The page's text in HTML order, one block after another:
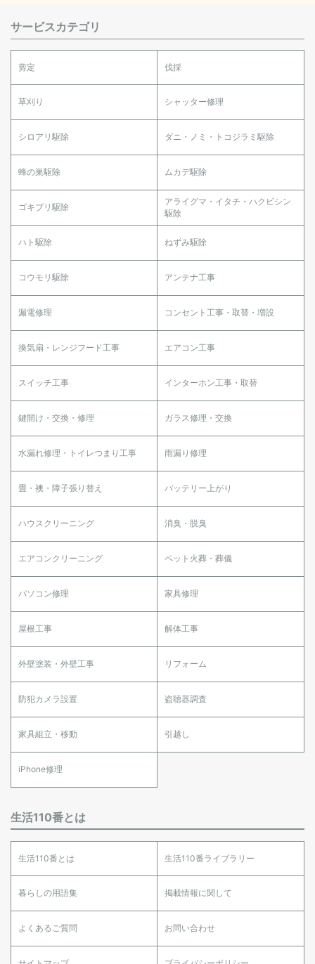
サービスカテゴリ
剪定 伐採
草刈り シャッター修理
シロアリ駆除 ダニ・ノミ・トコジラミ駆除
蜂の巣駆除 ムカデ駆除
ゴキブリ駆除
アライグマ・イタチ・ハクビシン
駆除
ハト駆除 ねずみ駆除
コウモリ駆除 アンテナ工事
漏電修理 コンセント工事・取替・増設
換気扇・レンジフード工事 エアコン工事
スイッチ工事 インターホン工事・取替
鍵開け・交換・修理 ガラス修理・交換
水漏れ修理・トイレつまり工事 雨漏り修理
畳・襖・障子張り替え バッテリー上がり
ハウスクリーニング 消臭・脱臭
エアコンクリーニング ペット火葬・葬儀
パソコン修理 家具修理
屋根工事 解体工事
外壁塗装・外壁工事 リフォーム
防犯カメラ設置 盗聴器調査
家具組立・移動 引越し
iPhone修理
生活110番とは
生活110番とは 生活110番ライブラリー
暮らしの用語集 掲載情報に関して
よくあるご質問 お問い合わせ